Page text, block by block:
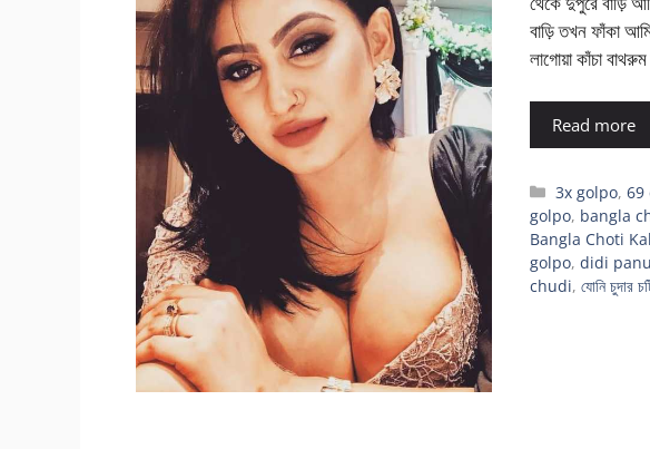
বাড়ি তখন ফাঁকা
লাগোয়া কাঁচা
Read more
Categories
3x golpo,69
golpo, bangla
Bangla Choti
golpo, didi
chudi, যোনি চুদার